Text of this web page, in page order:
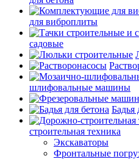
для виброплиты
садовые
шлифовальные машины
Бадья
строительная техника
Экскаваторы
Фронтальные